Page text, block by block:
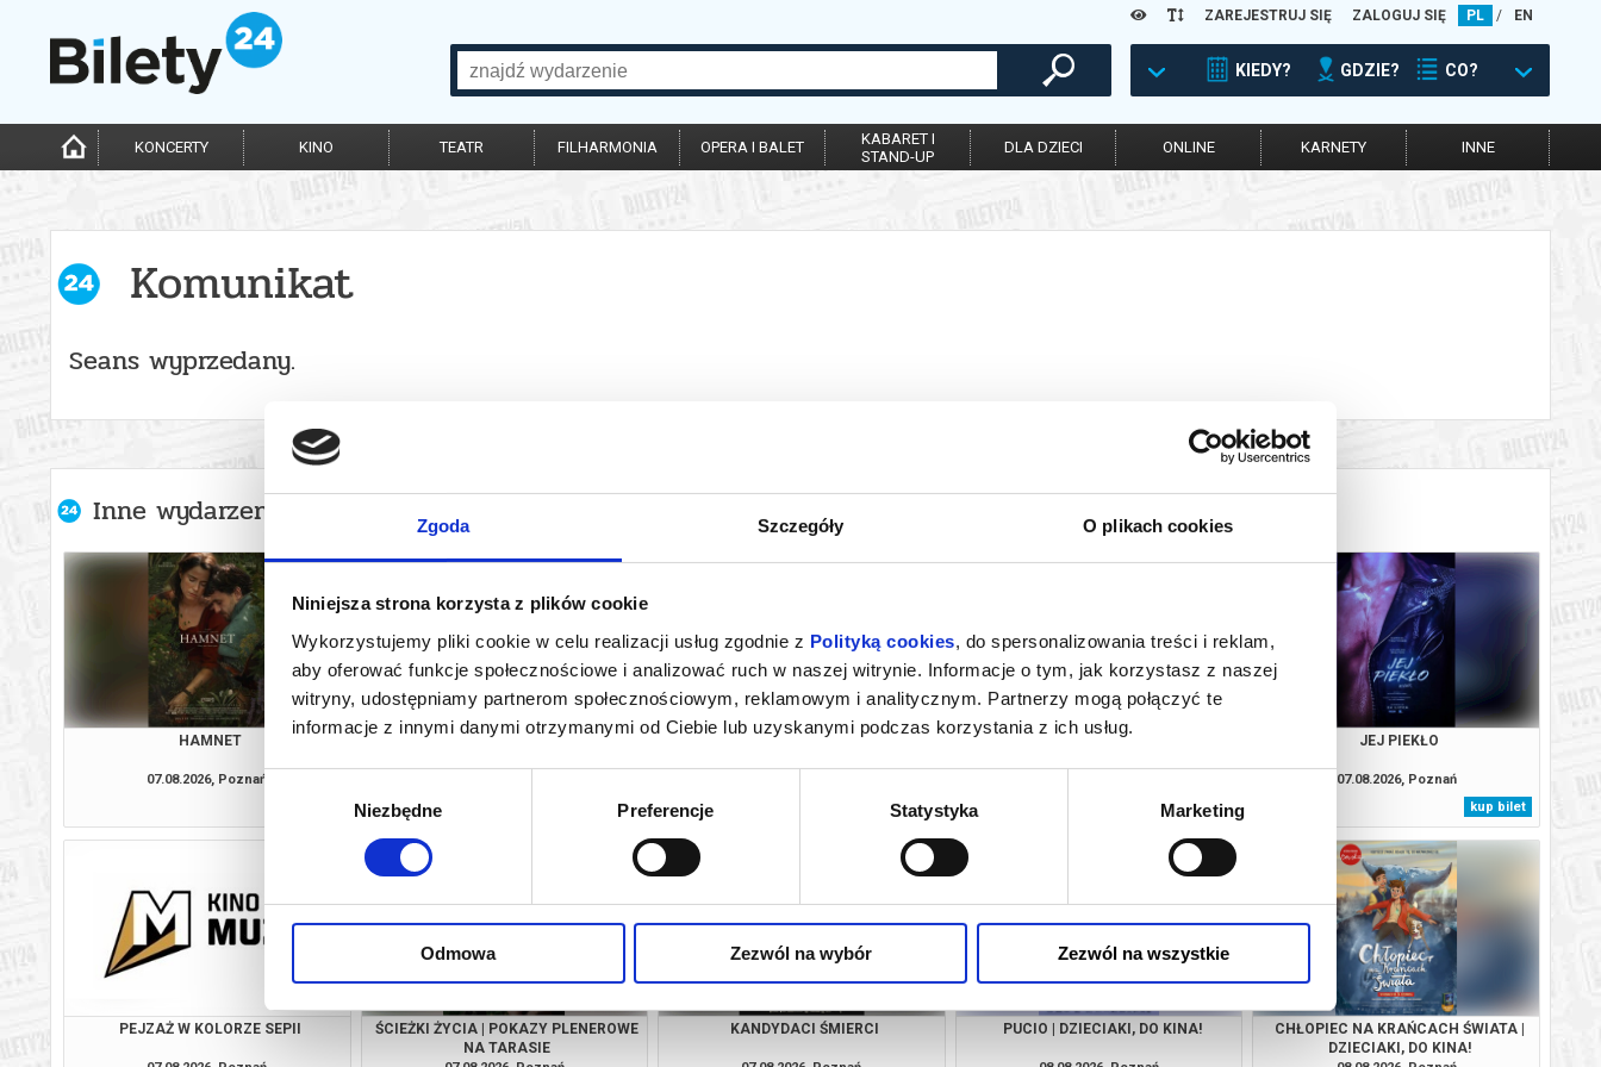
Zgoda Szczegóły O plikach cookies
Niniejsza strona korzysta z plików cookie
Wykorzystujemy pliki cookie w celu realizacji usług zgodnie z Polityką cookies, do spersonalizowania treści i reklam,
aby oferować funkcje społecznościowe i analizować ruch w naszej witrynie. Informacje o tym, jak korzystasz z naszej
witryny, udostępniamy partnerom społecznościowym, reklamowym i analitycznym. Partnerzy mogą połączyć te
informacje z innymi danymi otrzymanymi od Ciebie lub uzyskanymi podczas korzystania z ich usług.
Wybór
Niezbędne Preferencje Statystyka Marketing
Odmowa Zezwól na wybór Zezwól na wszystkie
ZAREJESTRUJ SIĘ ZALOGUJ SIĘ PL / EN
KIEDY? GDZIE? CO?
KONCERTY KINO TEATR FILHARMONIA OPERA I BALET
KABARET I
STAND-UP
DLA DZIECI ONLINE KARNETY INNE
Komunikat
Seans wyprzedany.
Inne wydarzenia organizatora
HAMNET
07.08.2026, Poznań
OJCZYZNA
kup bilet
ODYSEJA
kup bilet
O CZYM SOBIE NIE MÓWIMY
kup bilet
JEJ PIEKŁO
07.08.2026, Poznań
kup bilet
PEJZAŻ W KOLORZE SEPII
ŚCIEŻKI ŻYCIA | POKAZY PLENEROWE
NA TARASIE
KANDYDACI ŚMIERCI PUCIO | DZIECIAKI, DO KINA!
CHŁOPIEC NA KRAŃCACH ŚWIATA |
DZIECIAKI, DO KINA!